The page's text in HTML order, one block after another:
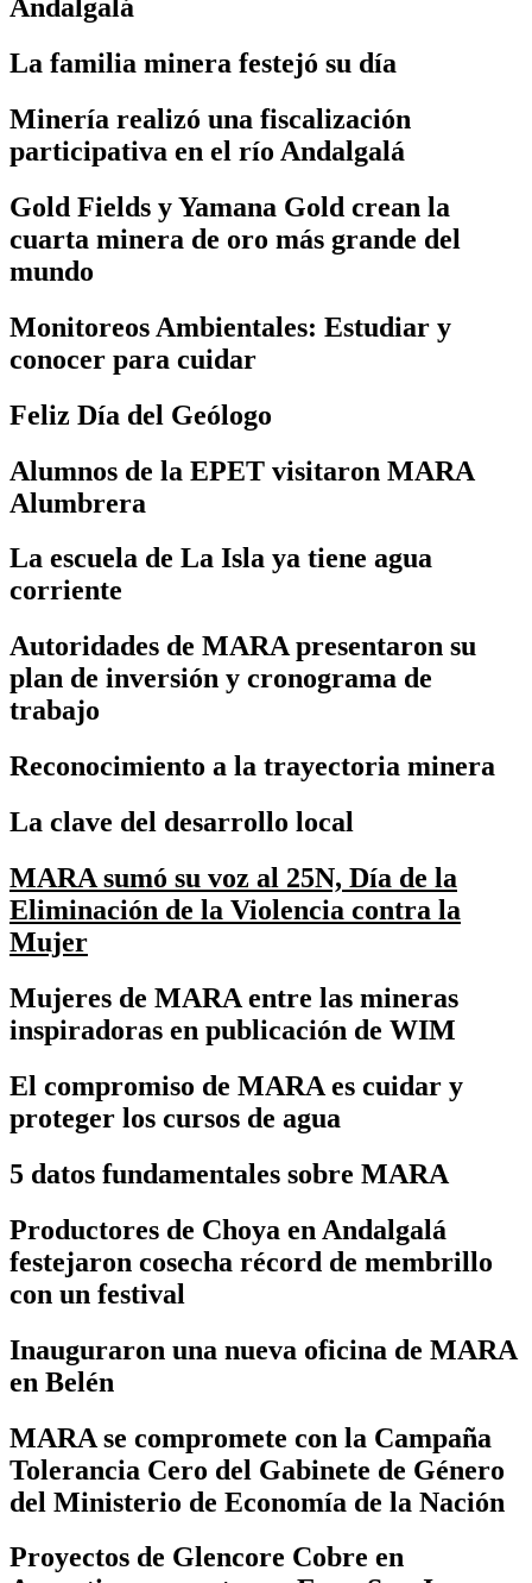
Andalgalá
La familia minera festejó su día
Minería realizó una fiscalización
participativa en el río Andalgalá
Gold Fields y Yamana Gold crean la
cuarta minera de oro más grande del
mundo
Monitoreos Ambientales: Estudiar y
conocer para cuidar
Feliz Día del Geólogo
Alumnos de la EPET visitaron MARA
Alumbrera
La escuela de La Isla ya tiene agua
corriente
Autoridades de MARA presentaron su
plan de inversión y cronograma de
trabajo
Reconocimiento a la trayectoria minera
La clave del desarrollo local
MARA sumó su voz al 25N, Día de la
Eliminación de la Violencia contra la
Mujer
Mujeres de MARA entre las mineras
inspiradoras en publicación de WIM
El compromiso de MARA es cuidar y
proteger los cursos de agua
5 datos fundamentales sobre MARA
Productores de Choya en Andalgalá
festejaron cosecha récord de membrillo
con un festival
Inauguraron una nueva oficina de MARA
en Belén
MARA se compromete con la Campaña
Tolerancia Cero del Gabinete de Género
del Ministerio de Economía de la Nación
Proyectos de Glencore Cobre en